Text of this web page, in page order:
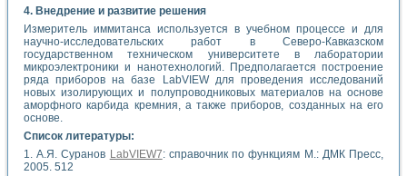
4. Внедрение и развитие решения
Измеритель иммитанса используется в учебном процессе и для
научно-исследовательских работ в Северо-Кавказском
государственном техническом университете в лаборатории
микроэлектроники и нанотехнологий. Предполагается построение
ряда приборов на базе LabVIEW для проведения исследований
новых изолирующих и полупроводниковых материалов на основе
аморфного карбида кремния, а также приборов, созданных на его
основе.
Список литературы:
1. А.Я. Суранов LabVIEW7: справочник по функциям М.: ДМК Пресс,
2005. 512